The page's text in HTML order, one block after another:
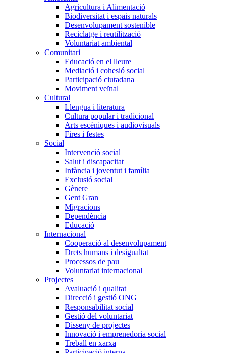
Agricultura i Alimentació
Biodiversitat i espais naturals
Desenvolupament sostenible
Reciclatge i reutilització
Voluntariat ambiental
Comunitari
Educació en el lleure
Mediació i cohesió social
Participació ciutadana
Moviment veïnal
Cultural
Llengua i literatura
Cultura popular i tradicional
Arts escèniques i audiovisuals
Fires i festes
Social
Intervenció social
Salut i discapacitat
Infància i joventut i família
Exclusió social
Gènere
Gent Gran
Migracions
Dependència
Educació
Internacional
Cooperació al desenvolupament
Drets humans i desigualtat
Processos de pau
Voluntariat internacional
Projectes
Avaluació i qualitat
Direcció i gestió ONG
Responsabilitat social
Gestió del voluntariat
Disseny de projectes
Innovació i emprenedoria social
Treball en xarxa